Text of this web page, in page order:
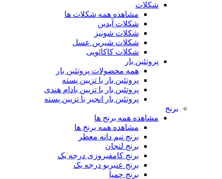
شکلات
مشاهده همه شکلات ها
شکلات آیدین
شکلات شونیز
شکلات شیرین عسل
شکلات کاکائویی
پروتئین بار
همه محصولات پروتئین بار
پروتئین بار با تزیین پسته
پروتئین بار با تزیین بادام هندی
پروتئین بار انجیر با تزیین پسته
برنج
مشاهده همه برنج ها
مشاهده همه برنج ها
برنج نیم دانه معطر
برنج لنجان
برنج کامفیروزی درجه یک
برنج عنبربو درجه یک
برنج چمپا